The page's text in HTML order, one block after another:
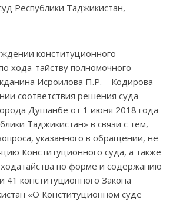
Респуб­лики Таджикистан,
конституционного
хода-тайству полномочного
Исроилова П.Р. – Кодирова
соответствия решения суда
Душанбе от 1 июня 2018 года
Таджикистан» в связи с тем,
указанного в обра­ще­нии, не
Конститу­цион­ного суда, а также
по форме и содержанию
41 конститу­цион­ного Закона
«О Конституцион­ном суде